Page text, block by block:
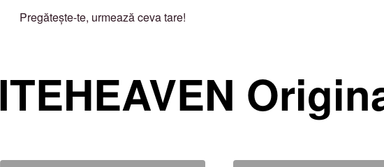
Pregătește-te, urmează ceva tare!